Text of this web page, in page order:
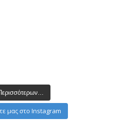
μας στο Instagram